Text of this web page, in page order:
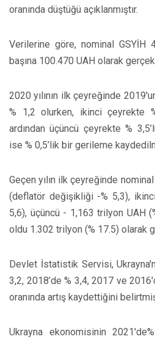
oranında düştüğü açıklanmıştır.
Verilerine göre, nominal
başına 100.470 UAH olarak
2020 yılının ilk çeyreğinde
% 1,2 olurken, ikinci çeyrekte
ardından üçüncü çeyrekte %
ise % 0,5’lik bir gerileme
Geçen yılın ilk çeyreğinde
(deflatör değişikliği -% 5,3),
5,6), üçüncü - 1,163 trilyon UAH
oldu 1.302 trilyon (% 17.5) olarak
Devlet İstatistik Servisi,
3,2, 2018’de % 3,4, 2017 ve
oranında artış kaydettiğini
Ukrayna ekonomisinin